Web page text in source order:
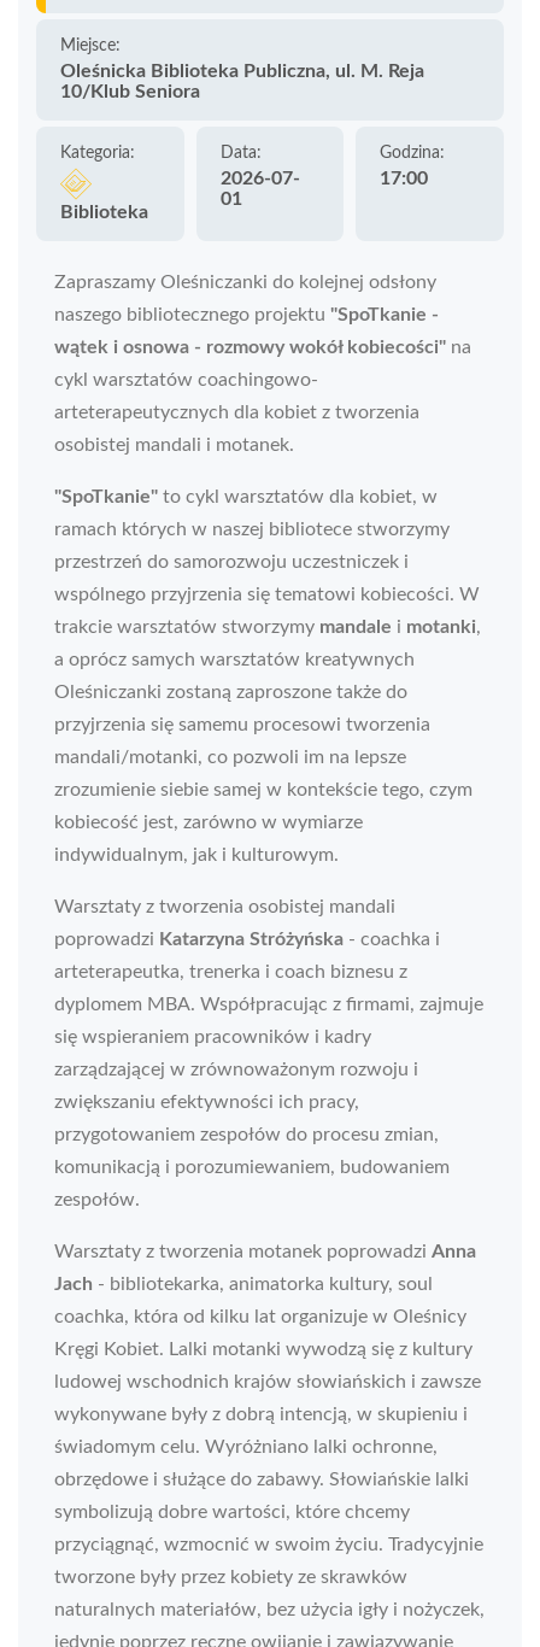
Miejsce:
Oleśnicka Biblioteka Publiczna, ul. M. Reja
10/Klub Seniora
Kategoria:
Biblioteka
Data:
2026-07-
01
Godzina:
17:00
Zapraszamy Oleśniczanki do kolejnej odsłony
naszego bibliotecznego projektu "SpoTkanie -
wątek i osnowa - rozmowy wokół kobiecości" na
cykl warsztatów coachingowo-
arteterapeutycznych dla kobiet z tworzenia
osobistej mandali i motanek.
"SpoTkanie" to cykl warsztatów dla kobiet, w
ramach których w naszej bibliotece stworzymy
przestrzeń do samorozwoju uczestniczek i
wspólnego przyjrzenia się tematowi kobiecości. W
trakcie warsztatów stworzymy mandale i motanki,
a oprócz samych warsztatów kreatywnych
Oleśniczanki zostaną zaproszone także do
przyjrzenia się samemu procesowi tworzenia
mandali/motanki, co pozwoli im na lepsze
zrozumienie siebie samej w kontekście tego, czym
kobiecość jest, zarówno w wymiarze
indywidualnym, jak i kulturowym.
Warsztaty z tworzenia osobistej mandali
poprowadzi Katarzyna Stróżyńska - coachka i
arteterapeutka, trenerka i coach biznesu z
dyplomem MBA. Współpracując z firmami, zajmuje
się wspieraniem pracowników i kadry
zarządzającej w zrównoważonym rozwoju i
zwiększaniu efektywności ich pracy,
przygotowaniem zespołów do procesu zmian,
komunikacją i porozumiewaniem, budowaniem
zespołów.
Warsztaty z tworzenia motanek poprowadzi Anna
Jach - bibliotekarka, animatorka kultury, soul
coachka, która od kilku lat organizuje w Oleśnicy
Kręgi Kobiet. Lalki motanki wywodzą się z kultury
ludowej wschodnich krajów słowiańskich i zawsze
wykonywane były z dobrą intencją, w skupieniu i
świadomym celu. Wyróżniano lalki ochronne,
obrzędowe i służące do zabawy. Słowiańskie lalki
symbolizują dobre wartości, które chcemy
przyciągnąć, wzmocnić w swoim życiu. Tradycyjnie
tworzone były przez kobiety ze skrawków
naturalnych materiałów, bez użycia igły i nożyczek,
jedynie poprzez ręczne owijanie i zawiązywanie